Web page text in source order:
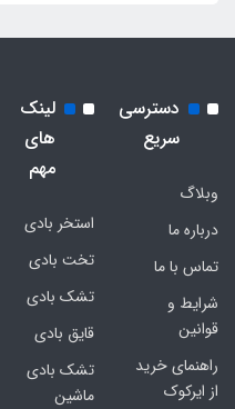
دسترسی
سریع
وبلاگ
درباره ما
تماس با ما
شرایط و
قوانین
راهنمای خرید
از ایرکوک
لینک
های
مهم
استخر بادی
تخت بادی
تشک بادی
قایق بادی
تشک بادی
ماشین